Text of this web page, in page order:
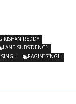
KISHAN REDDY
LAND SUBSIDENCE
SINGH
RAGINI SINGH